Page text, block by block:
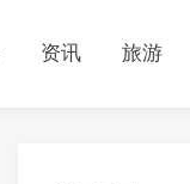
资讯 旅游